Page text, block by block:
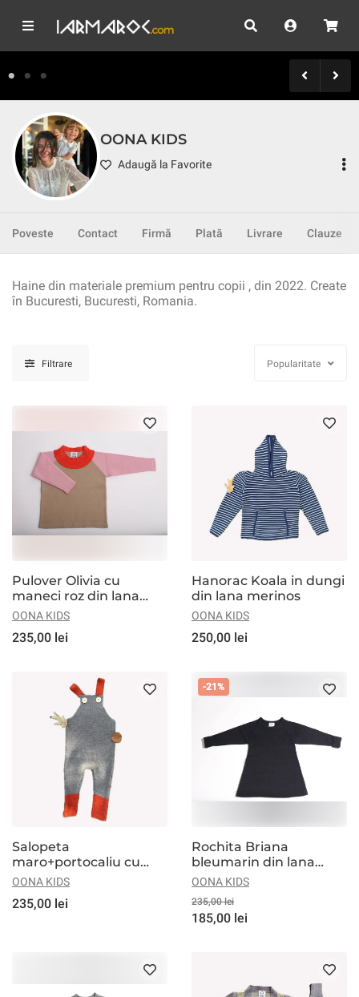
OONA KIDS
Adaugă la Favorite
Poveste Contact Firmă Plată Livrare Clauze
Haine din materiale premium pentru copii , din 2022. Create
în Bucuresti, Bucuresti, Romania.
Filtrare Popularitate
Pulover Olivia cu
maneci roz din lana
merinos
OONA KIDS
235,00 lei
Hanorac Koala in dungi
din lana merinos
OONA KIDS
250,00 lei
Salopeta
maro+portocaliu cu
nasturi din lana
merinos
OONA KIDS
235,00 lei
-21%
Rochita Briana
bleumarin din lana
merinos
OONA KIDS
235,00 lei
185,00 lei